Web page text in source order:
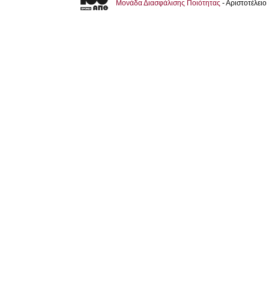
Μονάδα Διασφάλισης Ποιότητας -